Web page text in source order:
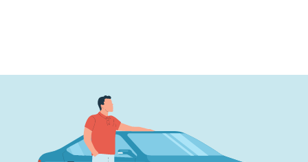
お問い合わせ